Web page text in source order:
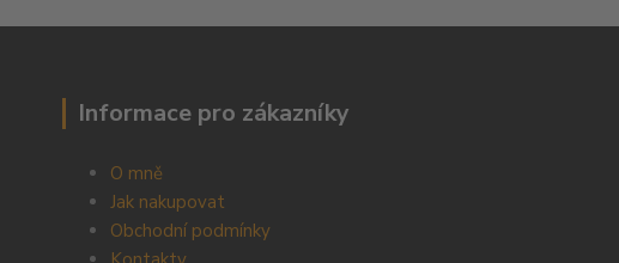
Informace pro zákazníky
O mně
Jak nakupovat
Obchodní podmínky